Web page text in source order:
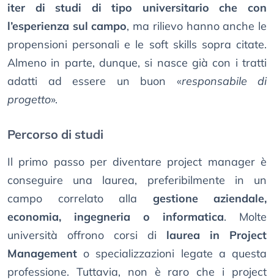
iter di studi di tipo universitario che con
l’esperienza sul campo, ma rilievo hanno anche le
propensioni personali e le soft skills sopra citate.
Almeno in parte, dunque, si nasce già con i tratti
adatti ad essere un buon «responsabile di
progetto».
Percorso di studi
Il primo passo per diventare project manager è
conseguire una laurea, preferibilmente in un
campo correlato alla gestione aziendale,
economia, ingegneria o informatica. Molte
università offrono corsi di laurea in Project
Management o specializzazioni legate a questa
professione. Tuttavia, non è raro che i project